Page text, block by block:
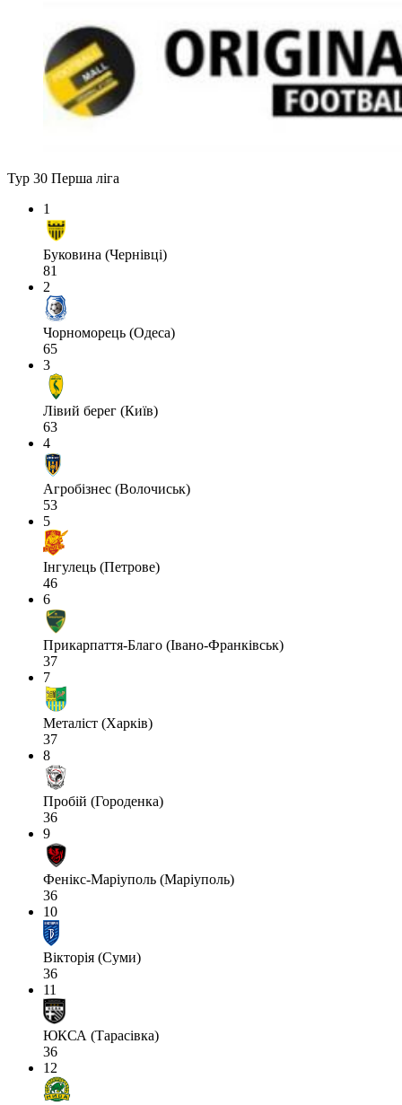
Тур 30 Перша ліга
1
Буковина (Чернівці)
81
2
Чорноморець (Одеса)
65
3
Лівий берег (Київ)
63
4
Агробізнес (Волочиськ)
53
5
Інгулець (Петрове)
46
6
Прикарпаття-Благо (Івано-Франківськ)
37
7
Металіст (Харків)
37
8
Пробій (Городенка)
36
9
Фенікс-Маріуполь (Маріуполь)
36
10
Вікторія (Суми)
36
11
ЮКСА (Тарасівка)
36
12